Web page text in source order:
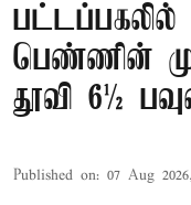
பட்டப்பகலில்
பெண்ணின்
தூவி 6½
Published on: 07 Aug